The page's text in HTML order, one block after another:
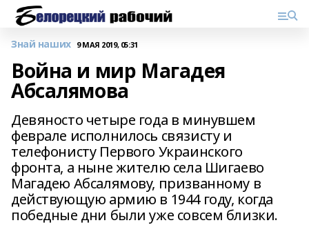
Знай наших 9 МАЯ 2019, 05:31
Война и мир Магадея
Абсалямова
Девяносто четыре года в минувшем
феврале исполнилось связисту и
телефонисту Первого Украинского
фронта, а ныне жителю села Шигаево
Магадею Абсалямову, призванному в
действующую армию в 1944 году, когда
победные дни были уже совсем близки.